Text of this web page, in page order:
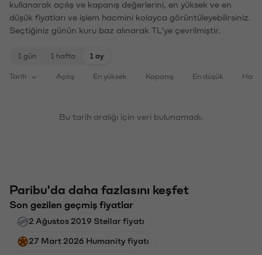
kullanarak açılış ve kapanış değerlerini, en yüksek ve en
düşük fiyatları ve işlem hacmini kolayca görüntüleyebilirsiniz.
Seçtiğiniz günün kuru baz alınarak TL'ye çevrilmiştir.
1 gün 1 hafta 1 ay
Tarih Açılış En yüksek Kapanış En düşük
Bu tarih aralığı için veri bulunamadı.
Paribu'da daha fazlasını keşfet
Son gezilen geçmiş fiyatlar
2 Ağustos 2019 Stellar fiyatı
27 Mart 2026 Humanity fiyatı